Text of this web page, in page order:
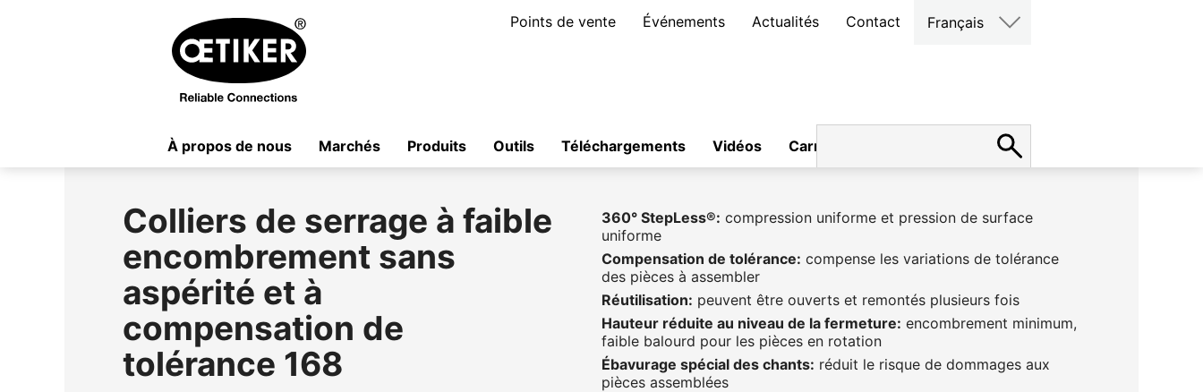
Points de vente Événements Actualités Contact Français
À propos de nous Marchés Produits Outils Téléchargements Vidéos Carrières
Colliers de serrage à faible
encombrement sans
aspérité et à
compensation de
tolérance 168
360° StepLess®: compression uniforme et pression de surface
uniforme
Compensation de tolérance: compense les variations de tolérance
des pièces à assembler
Réutilisation: peuvent être ouverts et remontés plusieurs fois
Hauteur réduite au niveau de la fermeture: encombrement minimum,
faible balourd pour les pièces en rotation
Ébavurage spécial des chants: réduit le risque de dommages aux
pièces assemblées